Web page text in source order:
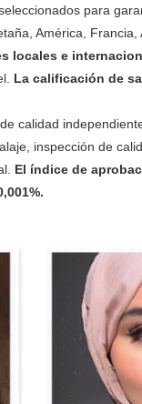
para
América,
locales e
La calificación de
calidad
inspección de
El índice de